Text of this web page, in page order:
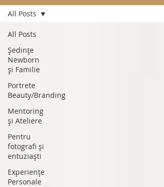
All Posts
Ședințe
Newborn
și Familie
Portrete
Beauty/Branding
Mentoring
și Ateliere
Pentru
fotografi și
entuziaști
Experiențe
Personale
All Posts